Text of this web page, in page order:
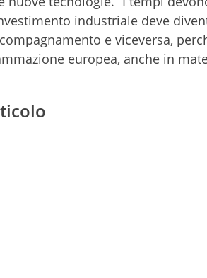
industriale deve
e viceversa,
europea, anche in